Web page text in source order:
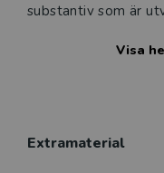
substantiv som är
levande
Sist i boken finns
Visa
Extramaterial